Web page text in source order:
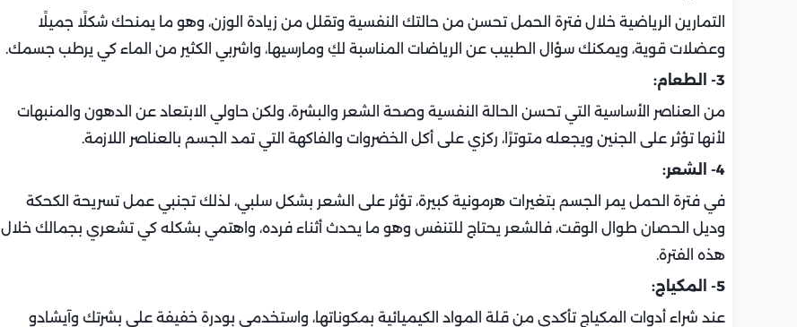
التمارين الرياضية خلال فترة الحمل تحسن من حالتك النفسية وتقلل من زيادة الوزن، وهو ما يمنحك شكلًا جميلًا
وعضلات قوية، ويمكنك سؤال الطبيب عن الرياضات المناسبة لكِ ومارسيها، واشربي الكثير من الماء كي يرطب جسمك.
3- الطعام:
من العناصر الأساسية التي تحسن الحالة النفسية وصحة الشعر والبشرة، ولكن حاولي الابتعاد عن الدهون والمنبهات
لأنها تؤثر على الجنين ويجعله متوترًا، ركزي على أكل الخضروات والفاكهة التي تمد الجسم بالعناصر اللازمة.
4- الشعر:
في فترة الحمل يمر الجسم بتغيرات هرمونية كبيرة، تؤثر على الشعر بشكل سلبي، لذلك تجنبي عمل تسريحة الكحكة
وديل الحصان طوال الوقت، فالشعر يحتاج للتنفس وهو ما يحدث أثناء فرده، واهتمي بشكله كي تشعري بجمالك خلال
هذه الفترة.
5- المكياج:
عند شراء أدوات المكياج تأكدي من قلة المواد الكيميائية بمكوناتها، واستخدمي بودرة خفيفة على بشرتك وآيشادو